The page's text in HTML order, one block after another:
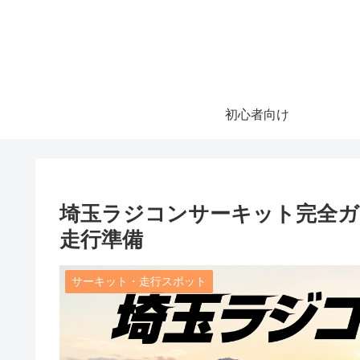
初心者向け
埼玉ラジコンサーキット完全
走行準備
サーキット・走行スポット